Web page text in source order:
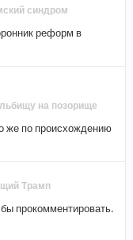
синдром
реформ в
на позорище
же по происхождению
Трамп
прокомментировать.